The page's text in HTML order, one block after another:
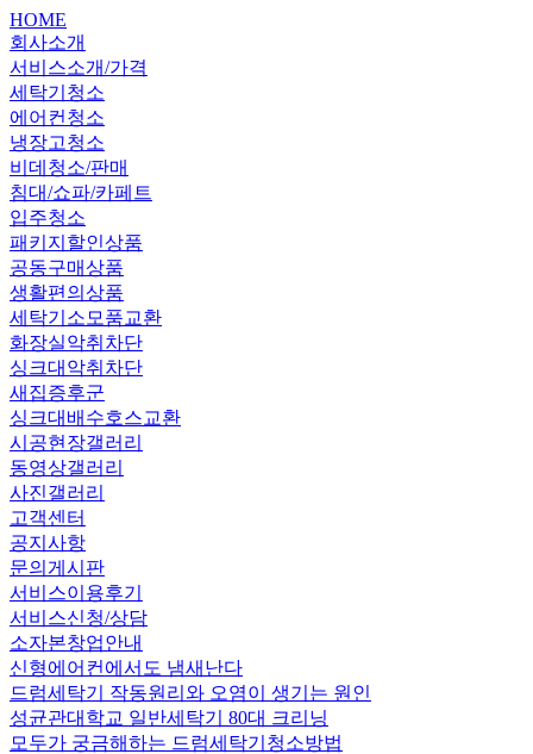
HOME
회사소개
서비스소개/가격
세탁기청소
에어컨청소
냉장고청소
비데청소/판매
침대/쇼파/카페트
입주청소
패키지할인상품
공동구매상품
생활편의상품
세탁기소모품교환
화장실악취차단
싱크대악취차단
새집증후군
싱크대배수호스교환
시공현장갤러리
동영상갤러리
사진갤러리
고객센터
공지사항
문의게시판
서비스이용후기
서비스신청/상담
소자본창업안내
신형에어컨에서도 냄새난다
드럼세탁기 작동원리와 오염이 생기는 원인
성균관대학교 일반세탁기 80대 크리닝
모두가 궁금해하는 드럼세탁기청소방법